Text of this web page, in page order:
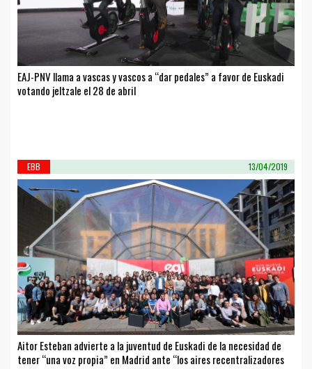
EAJ-PNV llama a vascas y vascos a “dar pedales” a favor de Euskadi
votando jeltzale el 28 de abril
EBB 13/04/2019
Aitor Esteban advierte a la juventud de Euskadi de la necesidad de
tener “una voz propia” en Madrid ante “los aires recentralizadores